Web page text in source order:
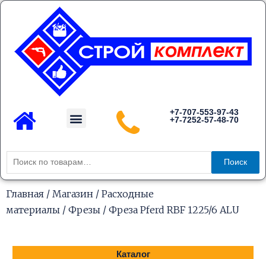
Перейти
содержимому
Menu
+7-707-553-97-43
+7-7252-57-48-70
Искать:
Поиск
Главная / Магазин / Расходные
материалы / Фрезы / Фреза Pferd RBF 1225/6 ALU
Каталог